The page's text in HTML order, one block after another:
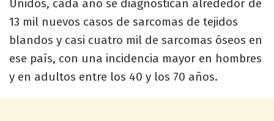
Unidos, cada año se diagnostican alrededor de
13 mil nuevos casos de sarcomas de tejidos
blandos y casi cuatro mil de sarcomas óseos en
ese país, con una incidencia mayor en hombres
y en adultos entre los 40 y los 70 años.